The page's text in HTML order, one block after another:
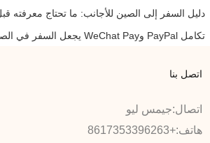
دليل السفر إلى الصين للأجانب: ما تحتاج معرفته
تكامل PayPal وWeChat Pay يجعل السفر في الصين أسهل للزوار الدوليين
اتصل بنا
اتصال:جيمس ليو
هاتف:+8617353396263